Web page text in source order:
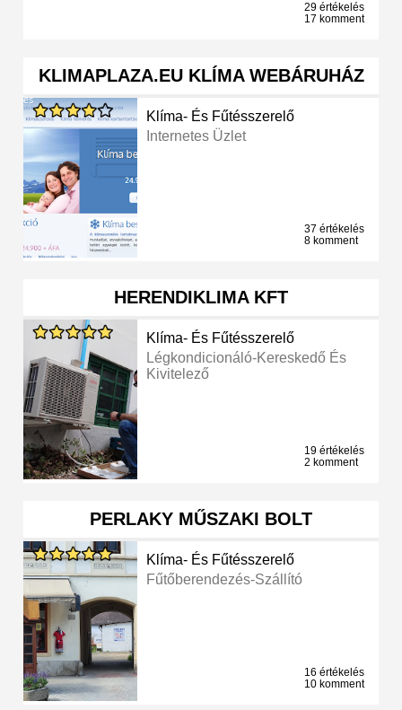
29 értékelés
17 komment
KLIMAPLAZA.EU KLÍMA WEBÁRUHÁZ
Klíma- És Fűtésszerelő
Internetes Üzlet
37 értékelés
8 komment
HERENDIKLIMA KFT
Klíma- És Fűtésszerelő
Légkondicionáló-Kereskedő És
Kivitelező
19 értékelés
2 komment
PERLAKY MŰSZAKI BOLT
Klíma- És Fűtésszerelő
Fűtőberendezés-Szállító
16 értékelés
10 komment